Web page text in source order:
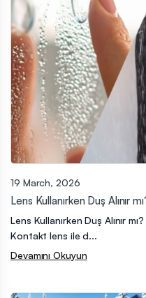
19 March, 2026
Lens Kullanırken Duş Alınır
Lens Kullanırken Duş Alınır
Kontakt lens ile d...
Devamını Okuyun